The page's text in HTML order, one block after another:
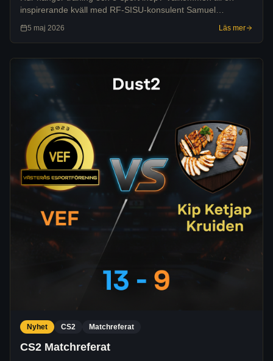
inspirerande kväll med RF-SISU-konsulent Samuel
Hjortsberg – tisdag 19 maj kl 18:00 i våra lokaler.
5 maj 2026 Läs mer
Nyhet CS2 Matchreferat
CS2 Matchreferat